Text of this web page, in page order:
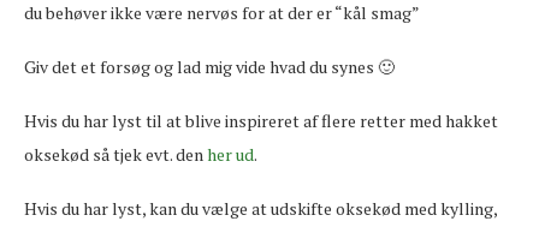
du behøver ikke være nervøs for at der er “kål smag”
Giv det et forsøg og lad mig vide hvad du synes 🙂
Hvis du har lyst til at blive inspireret af flere retter med hakket
oksekød så tjek evt. denher ud.
Hvis du har lyst, kan du vælge at udskifte oksekød med kylling,